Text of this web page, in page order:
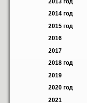
2013 год
2014 год
2015 год
2016
2017
2018 год
2019
2020 год
2021